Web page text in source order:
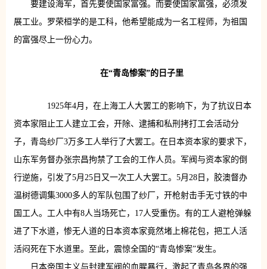
要建设海军，首先要使国家富强。而要使国家富强，必须发
展工业。罗荣桓学的是工科，他希望能成为一名工程师，为祖国
的富强尽上一份心力。
在“青岛惨案”的日子里
1925年4月，在上海工人大罢工的影响下，为了抗议日本
资本家阻止工人建立工会，开除、逮捕和私刑拷打工会活动分
子，青岛纱厂3万多工人举行了大罢工。在日本资本家的要求下，
山东军务督办张宗昌拘禁了工会的工作人员。军阀与资本家的倒
行逆施，引发了5月25日又一次工人大罢工。5月28日，胶澳督办
温树德调集3000多人的军队包围了纱厂，开枪射击手无寸铁的中
国工人。工人中有8人当场死亡，17人受重伤。有的工人避枪弹躲
进了下水道，惨无人道的日本资本家竟然堵上棉花包，把工人活
活闷死在下水道里。至此，震惊全国的“青岛惨案”发生。
日本帝国主义与封建军阀的血腥暴行，激起了青岛各界的强